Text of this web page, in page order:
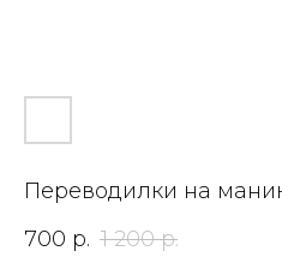
Переводилки на
700 р. 1 200 р.